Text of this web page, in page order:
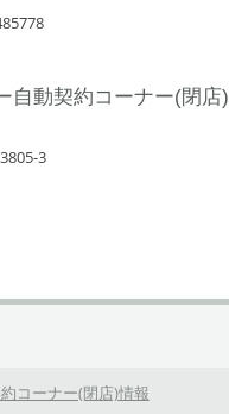
自動契約コーナー(閉店)
3
コーナー(閉店)情報